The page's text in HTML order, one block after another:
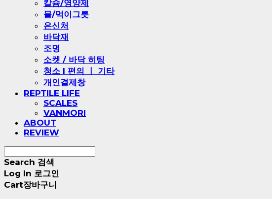
칼슘/영양제
물/먹이그릇
은신처
바닥재
조명
소켓 / 바닥 히팅
청소 l 편의 ㅣ 기타
개인결제창
REPTILE LIFE
SCALES
VANMORI
ABOUT
REVIEW
Search 검색
Log In 로그인
Cart장바구니